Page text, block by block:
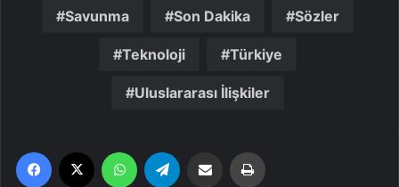
Savunma Son Dakika Sözler
Teknoloji Türkiye
Uluslararası İlişkiler
Facebook WhatsApp Email'den paylaş